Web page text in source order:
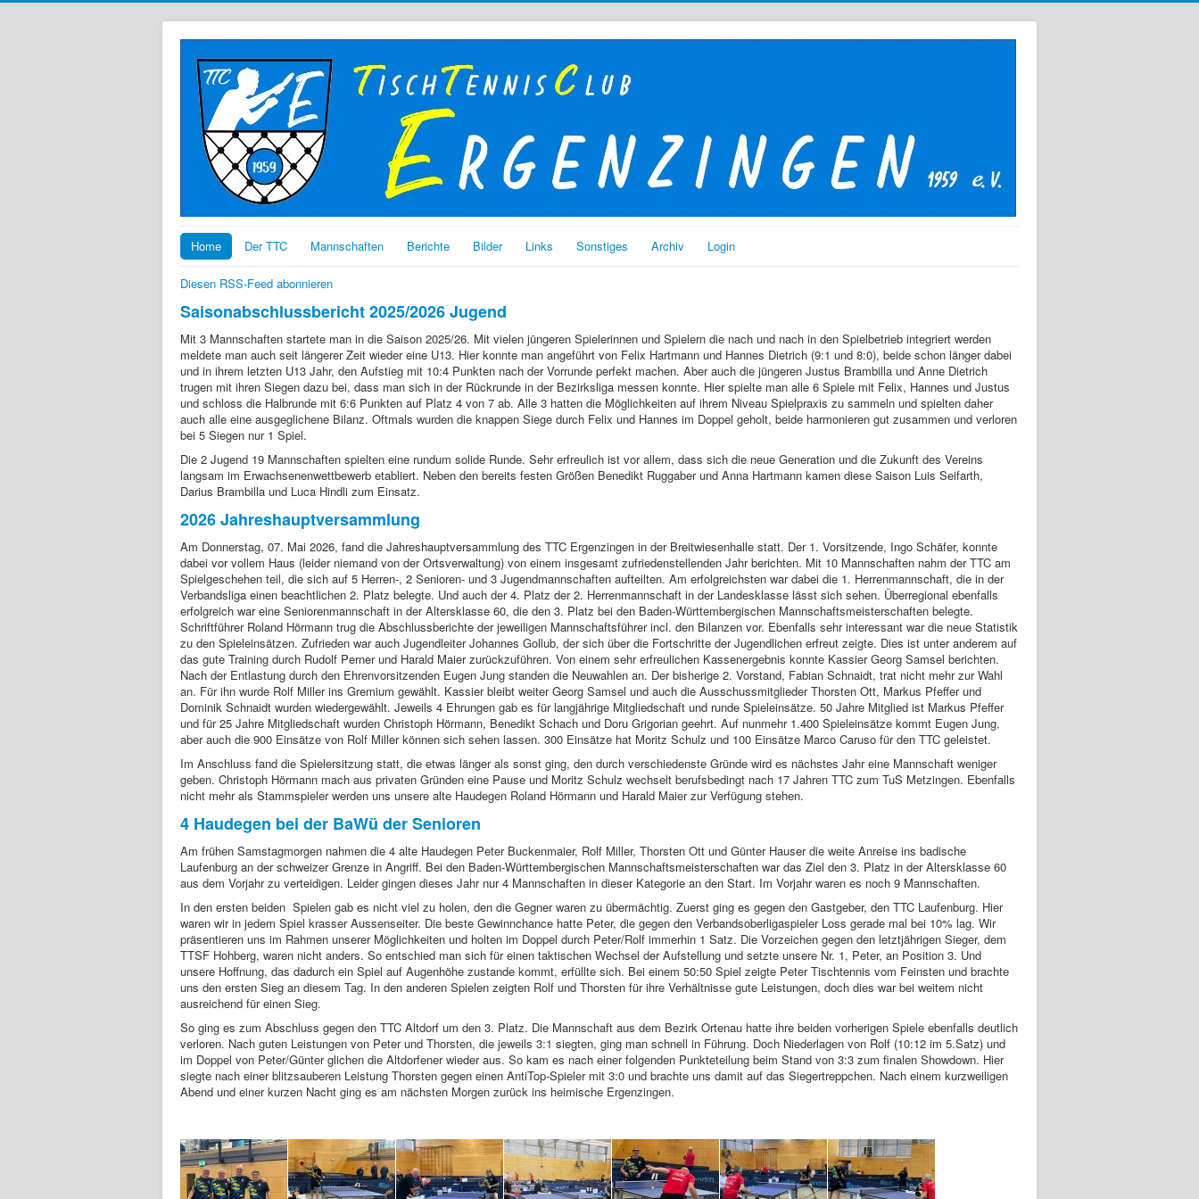
Home Der TTC Mannschaften Berichte Bilder Links Sonstiges Archiv Login
Diesen RSS-Feed abonnieren
Saisonabschlussbericht 2025/2026 Jugend
Mit 3 Mannschaften startete man in die Saison 2025/26. Mit vielen jüngeren Spielerinnen und Spielern die nach und nach in den Spielbetrieb integriert werden
meldete man auch seit längerer Zeit wieder eine U13. Hier konnte man angeführt von Felix Hartmann und Hannes Dietrich (9:1 und 8:0), beide schon länger dabei
und in ihrem letzten U13 Jahr, den Aufstieg mit 10:4 Punkten nach der Vorrunde perfekt machen. Aber auch die jüngeren Justus Brambilla und Anne Dietrich
trugen mit ihren Siegen dazu bei, dass man sich in der Rückrunde in der Bezirksliga messen konnte. Hier spielte man alle 6 Spiele mit Felix, Hannes und Justus
und schloss die Halbrunde mit 6:6 Punkten auf Platz 4 von 7 ab. Alle 3 hatten die Möglichkeiten auf ihrem Niveau Spielpraxis zu sammeln und spielten daher
auch alle eine ausgeglichene Bilanz. Oftmals wurden die knappen Siege durch Felix und Hannes im Doppel geholt, beide harmonieren gut zusammen und verloren
bei 5 Siegen nur 1 Spiel.
Die 2 Jugend 19 Mannschaften spielten eine rundum solide Runde. Sehr erfreulich ist vor allem, dass sich die neue Generation und die Zukunft des Vereins
langsam im Erwachsenenwettbewerb etabliert. Neben den bereits festen Größen Benedikt Ruggaber und Anna Hartmann kamen diese Saison Luis Seifarth,
Darius Brambilla und Luca Hindli zum Einsatz.
2026 Jahreshauptversammlung
Am Donnerstag, 07. Mai 2026, fand die Jahreshauptversammlung des TTC Ergenzingen in der Breitwiesenhalle statt. Der 1. Vorsitzende, Ingo Schäfer, konnte
dabei vor vollem Haus (leider niemand von der Ortsverwaltung) von einem insgesamt zufriedenstellenden Jahr berichten. Mit 10 Mannschaften nahm der TTC am
Spielgeschehen teil, die sich auf 5 Herren-, 2 Senioren- und 3 Jugendmannschaften aufteilten. Am erfolgreichsten war dabei die 1. Herrenmannschaft, die in der
Verbandsliga einen beachtlichen 2. Platz belegte. Und auch der 4. Platz der 2. Herrenmannschaft in der Landesklasse lässt sich sehen. Überregional ebenfalls
erfolgreich war eine Seniorenmannschaft in der Altersklasse 60, die den 3. Platz bei den Baden-Württembergischen Mannschaftsmeisterschaften belegte.
Schriftführer Roland Hörmann trug die Abschlussberichte der jeweiligen Mannschaftsführer incl. den Bilanzen vor. Ebenfalls sehr interessant war die neue Statistik
zu den Spieleinsätzen. Zufrieden war auch Jugendleiter Johannes Gollub, der sich über die Fortschritte der Jugendlichen erfreut zeigte. Dies ist unter anderem auf
das gute Training durch Rudolf Perner und Harald Maier zurückzuführen. Von einem sehr erfreulichen Kassenergebnis konnte Kassier Georg Samsel berichten.
Nach der Entlastung durch den Ehrenvorsitzenden Eugen Jung standen die Neuwahlen an. Der bisherige 2. Vorstand, Fabian Schnaidt, trat nicht mehr zur Wahl
an. Für ihn wurde Rolf Miller ins Gremium gewählt. Kassier bleibt weiter Georg Samsel und auch die Ausschussmitglieder Thorsten Ott, Markus Pfeffer und
Dominik Schnaidt wurden wiedergewählt. Jeweils 4 Ehrungen gab es für langjährige Mitgliedschaft und runde Spieleinsätze. 50 Jahre Mitglied ist Markus Pfeffer
und für 25 Jahre Mitgliedschaft wurden Christoph Hörmann, Benedikt Schach und Doru Grigorian geehrt. Auf nunmehr 1.400 Spieleinsätze kommt Eugen Jung,
aber auch die 900 Einsätze von Rolf Miller können sich sehen lassen. 300 Einsätze hat Moritz Schulz und 100 Einsätze Marco Caruso für den TTC geleistet.
Im Anschluss fand die Spielersitzung statt, die etwas länger als sonst ging, den durch verschiedenste Gründe wird es nächstes Jahr eine Mannschaft weniger
geben. Christoph Hörmann mach aus privaten Gründen eine Pause und Moritz Schulz wechselt berufsbedingt nach 17 Jahren TTC zum TuS Metzingen. Ebenfalls
nicht mehr als Stammspieler werden uns unsere alte Haudegen Roland Hörmann und Harald Maier zur Verfügung stehen.
4 Haudegen bei der BaWü der Senioren
Am frühen Samstagmorgen nahmen die 4 alte Haudegen Peter Buckenmaier, Rolf Miller, Thorsten Ott und Günter Hauser die weite Anreise ins badische
Laufenburg an der schweizer Grenze in Angriff. Bei den Baden-Württembergischen Mannschaftsmeisterschaften war das Ziel den 3. Platz in der Altersklasse 60
aus dem Vorjahr zu verteidigen. Leider gingen dieses Jahr nur 4 Mannschaften in dieser Kategorie an den Start. Im Vorjahr waren es noch 9 Mannschaften.
In den ersten beiden Spielen gab es nicht viel zu holen, den die Gegner waren zu übermächtig. Zuerst ging es gegen den Gastgeber, den TTC Laufenburg. Hier
waren wir in jedem Spiel krasser Aussenseiter. Die beste Gewinnchance hatte Peter, die gegen den Verbandsoberligaspieler Loss gerade mal bei 10% lag. Wir
präsentieren uns im Rahmen unserer Möglichkeiten und holten im Doppel durch Peter/Rolf immerhin 1 Satz. Die Vorzeichen gegen den letztjährigen Sieger, dem
TTSF Hohberg, waren nicht anders. So entschied man sich für einen taktischen Wechsel der Aufstellung und setzte unsere Nr. 1, Peter, an Position 3. Und
unsere Hoffnung, das dadurch ein Spiel auf Augenhöhe zustande kommt, erfüllte sich. Bei einem 50:50 Spiel zeigte Peter Tischtennis vom Feinsten und brachte
uns den ersten Sieg an diesem Tag. In den anderen Spielen zeigten Rolf und Thorsten für ihre Verhältnisse gute Leistungen, doch dies war bei weitem nicht
ausreichend für einen Sieg.
So ging es zum Abschluss gegen den TTC Altdorf um den 3. Platz. Die Mannschaft aus dem Bezirk Ortenau hatte ihre beiden vorherigen Spiele ebenfalls deutlich
verloren. Nach guten Leistungen von Peter und Thorsten, die jeweils 3:1 siegten, ging man schnell in Führung. Doch Niederlagen von Rolf (10:12 im 5.Satz) und
im Doppel von Peter/Günter glichen die Altdorfener wieder aus. So kam es nach einer folgenden Punkteteilung beim Stand von 3:3 zum finalen Showdown. Hier
siegte nach einer blitzsauberen Leistung Thorsten gegen einen AntiTop-Spieler mit 3:0 und brachte uns damit auf das Siegertreppchen. Nach einem kurzweiligen
Abend und einer kurzen Nacht ging es am nächsten Morgen zurück ins heimische Ergenzingen.